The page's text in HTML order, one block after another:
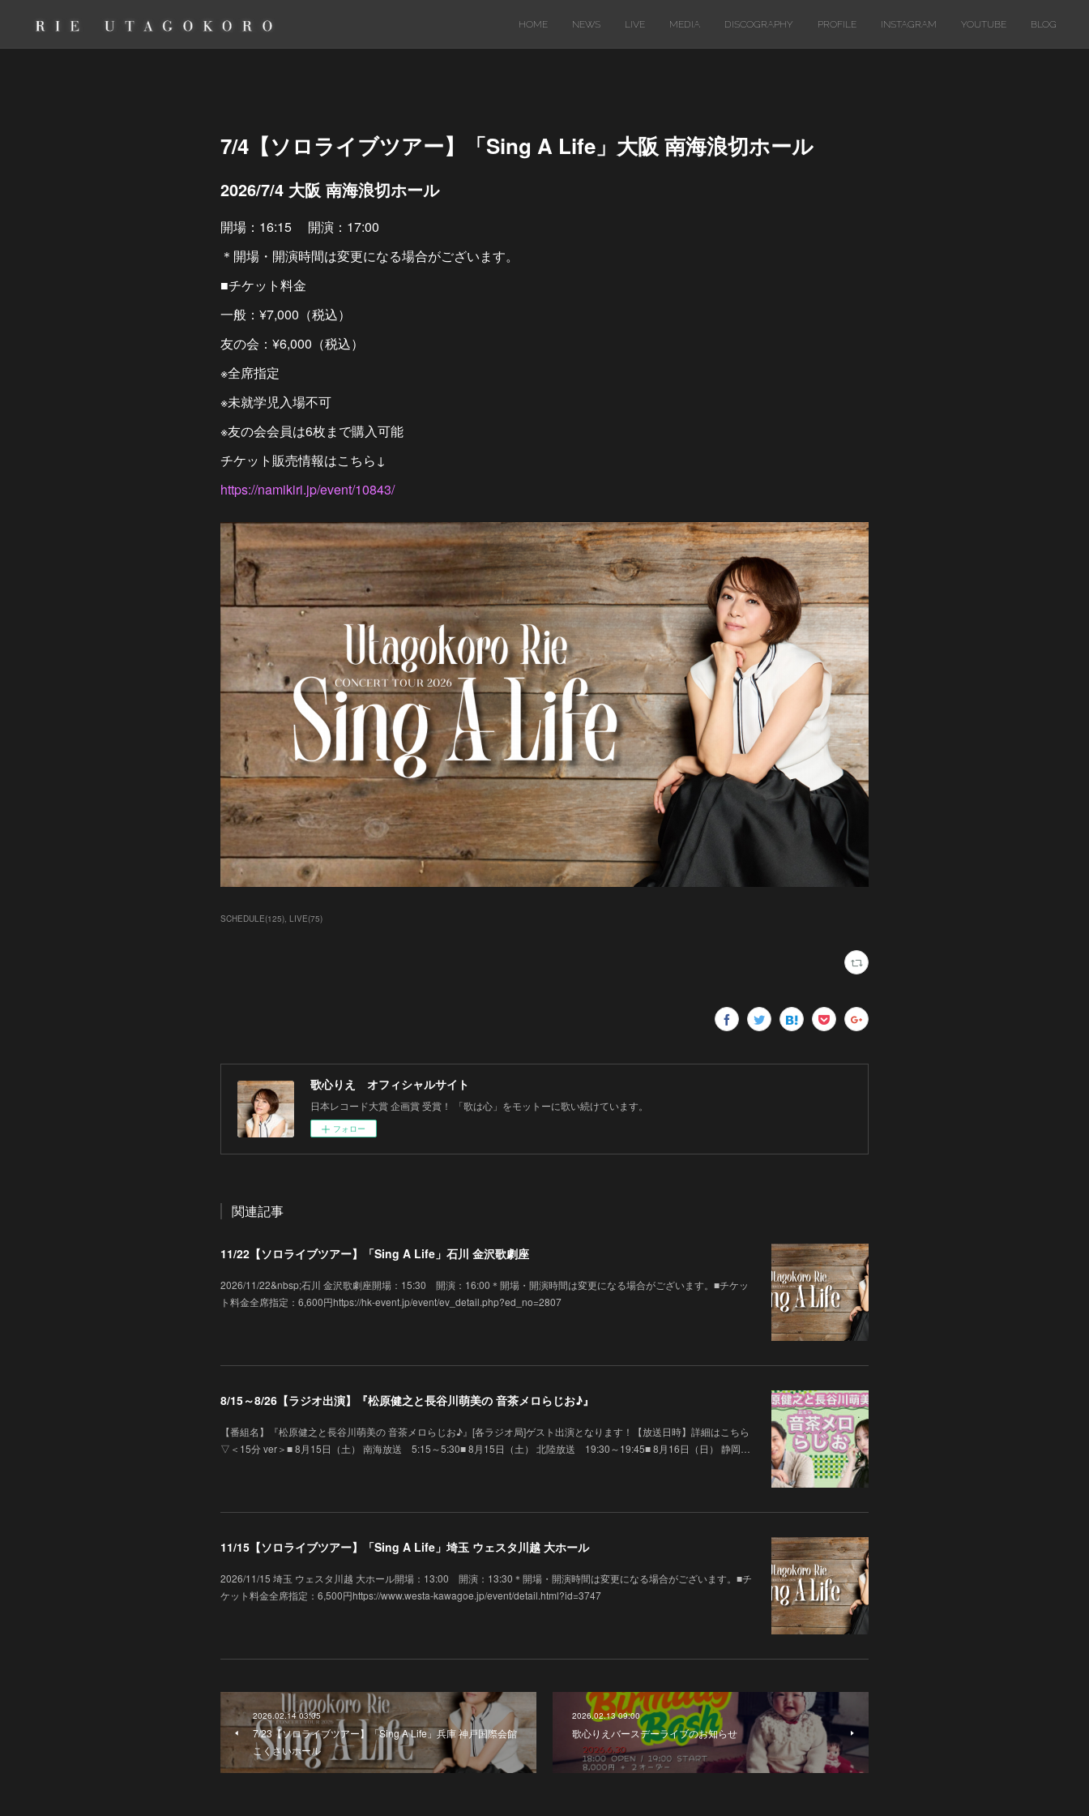
HOME NEWS LIVE MEDIA DISCOGRAPHY PROFILE INSTAGRAM YOUTUBE BLOG
7/4【ソロライブツアー】「Sing A Life」大阪 南海浪切ホール
2026/7/4 大阪 南海浪切ホール
開場：16:15 開演：17:00
＊開場・開演時間は変更になる場合がございます。
■チケット料金
一般：¥7,000（税込）
友の会：¥6,000（税込）
※全席指定
※未就学児入場不可
※友の会会員は6枚まで購入可能
チケット販売情報はこちら↓
https://namikiri.jp/event/10843/
SCHEDULE(125) LIVE(75)
歌心りえ オフィシャルサイト
日本レコード大賞 企画賞 受賞！ 「歌は心」をモットーに歌い続けています。
フォロー
関連記事
11/22【ソロライブツアー】「Sing A Life」石川 金沢歌劇座
2026/11/22&nbsp;石川 金沢歌劇座開場：15:30 開演：16:00＊開場・開演時間は変更になる場合がございます。■チケッ
ト料金全席指定：6,600円https://hk-event.jp/event/ev_detail.php?ed_no=2807
8/15～8/26【ラジオ出演】『松原健之と長谷川萌美の 音茶メロらじお♪』
【番組名】『松原健之と長谷川萌美の 音茶メロらじお♪』[各ラジオ局]ゲスト出演となります！【放送日時】詳細はこちら
▽＜15分 ver＞■ 8月15日（土） 南海放送 5:15～5:30■ 8月15日（土） 北陸放送 19:30～19:45■ 8月16日（日） 静岡…
11/15【ソロライブツアー】「Sing A Life」埼玉 ウェスタ川越 大ホール
2026/11/15 埼玉 ウェスタ川越 大ホール開場：13:00 開演：13:30＊開場・開演時間は変更になる場合がございます。■チ
ケット料金全席指定：6,500円https://www.westa-kawagoe.jp/event/detail.html?id=3747
2026.02.14 03:05
7/23【ソロライブツアー】「Sing A Life」兵庫 神戸国際会館
こくさいホール
2026.02.13 09:00
歌心りえバースデーライブのお知らせ